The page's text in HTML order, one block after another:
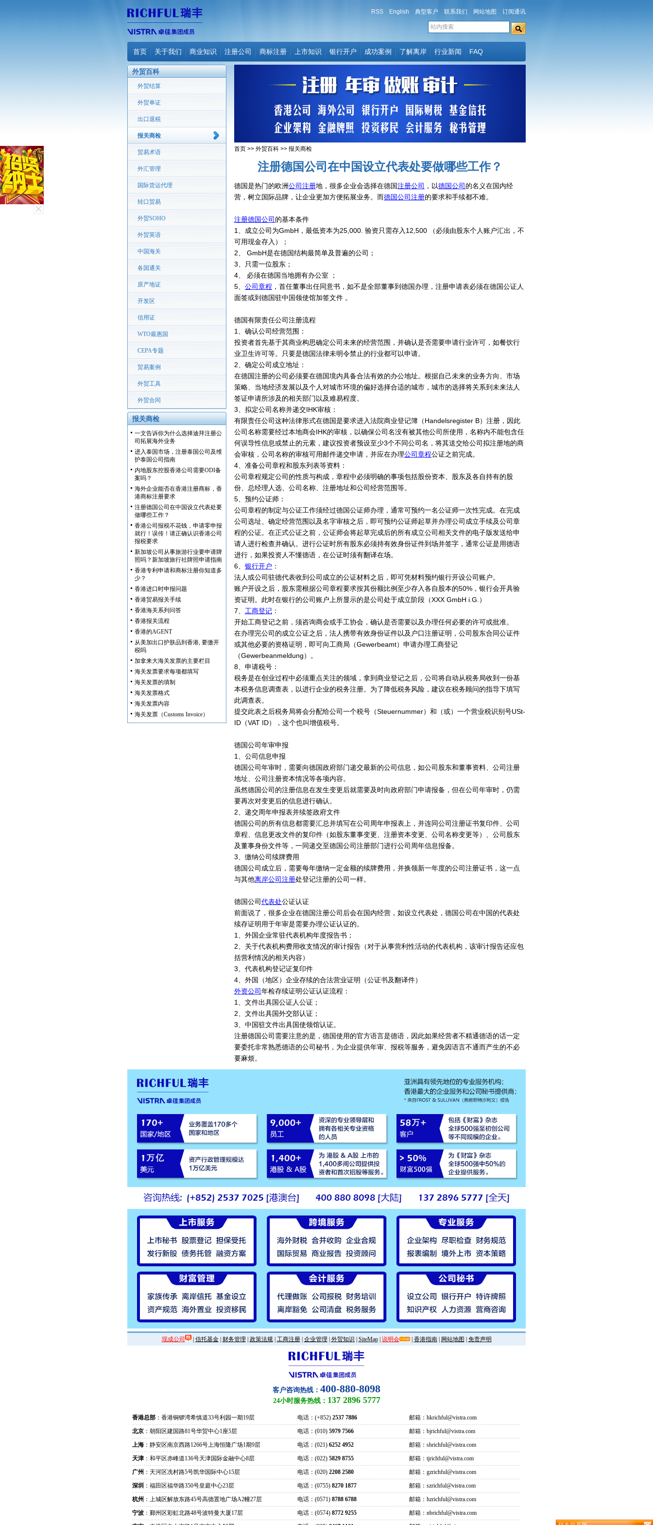
RSS English 典型客户 联系我们 网站地图 订阅通讯
首页 关于我们 商业知识 注册公司 商标注册 上市知识 银行开户 成功案例 了解离岸 行业新闻 FAQ
外贸百科
外贸结算
外贸单证
出口退税
报关商检
贸易术语
外汇管理
国际货运代理
转口贸易
外贸SOHO
外贸英语
中国海关
各国通关
原产地证
开发区
信用证
WTO最惠国
CEPA专题
贸易案例
外贸工具
外贸合同
报关商检
一文告诉你为什么选择迪拜注册公
司拓展海外业务
进入泰国市场，注册泰国公司及维
护泰国公司指南
内地股东控股香港公司需要ODI备
案吗？
海外企业能否在香港注册商标，香
港商标注册要求
注册德国公司在中国设立代表处要
做哪些工作？
香港公司报税不花钱，申请零申报
就行！误传！请正确认识香港公司
报税要求
新加坡公司从事旅游行业要申请牌
照吗？新加坡旅行社牌照申请指南
香港专利申请和商标注册你知道多
少？
香港进口时申报问题
香港贸易报关手续
香港海关系列问答
香港报关流程
香港的AGENT
从美加出口护肤品到香港, 要缴开
税吗
加拿来大海关发票的主要栏目
海关发票要求每项都填写
海关发票的填制
海关发票格式
海关发票内容
海关发票（Customs Invoice）
首页 >> 外贸百科 >> 报关商检
注册德国公司在中国设立代表处要做哪些工作？
德国是热门的欧洲公司注册地，很多企业会选择在德国注册公司 ，以德国公司 的名义在国内经
营，树立国际品牌，让企业更加方便拓展业务。而德国公司注册的要求和手续都不难。
注册德国公司 的基本条件
1、成立公司为GmbH，最低资本为25,000. 验资只需存入12,500 （必须由股东个人账户汇出，不
可用现金存入）；
2、 GmbH是在德国结构最简单及普遍的公司；
3、只需一位股东；
4、 必须在德国当地拥有办公室 ；
5、 公司章程 ，首任董事出任同意书，如不是全部董事到德国办理，注册申请表必须在德国公证人
面签或到德国驻中国领使馆加签文件 。
德国有限责任公司注册流程
1、确认公司经营范围：
投资者首先基于其商业构思确定公司未来的经营范围，并确认是否需要申请行业许可，如餐饮行
业卫生许可等。只要是德国法律未明令禁止的行业都可以申请。
2、确定公司成立地址：
在德国注册的公司必须要在德国境内具备合法有效的办公地址。根据自己未来的业务方向、市场
策略、当地经济发展以及个人对城市环境的偏好选择合适的城市，城市的选择将关系到未来法人
签证申请所涉及的相关部门以及难易程度。
3、拟定公司名称并递交IHK审核：
有限责任公司这种法律形式在德国是要求进入法院商业登记簿（Handelsregister B）注册，因此
公司名称需要经过本地商会IHK的审核，以确保公司名没有被其他公司所使用，名称内不能包含任
何误导性信息或禁止的元素，建议投资者预设至少3个不同公司名，将其送交给公司拟注册地的商
会审核，公司名称的审核可用邮件递交申请，并应在办理公司章程公证之前完成。
4、准备公司章程和股东列表等资料：
公司章程规定公司的性质与构成，章程中必须明确的事项包括股份资本、股东及各自持有的股
份、总经理人选、公司名称、注册地址和公司经营范围等。
5、预约公证师：
公司章程的制定与公证工作须经过德国公证师办理，通常可预约一名公证师一次性完成。在完成
公司选址、确定经营范围以及名字审核之后，即可预约公证师起草并办理公司成立手续及公司章
程的公证。在正式公证之前，公证师会将起草完成后的所有成立公司相关文件的电子版发送给申
请人进行检查并确认。进行公证时所有股东必须持有效身份证件到场并签字，通常公证是用德语
进行，如果投资人不懂德语，在公证时须有翻译在场。
6、 银行开户 ：
法人或公司驻德代表收到公司成立的公证材料之后，即可凭材料预约银行开设公司账户。
账户开设之后，股东需根据公司章程要求按其份额比例至少存入各自股本的50%，银行会开具验
资证明。此时在银行的公司账户上所显示的是公司处于成立阶段（XXX GmbH i.G.）
7、 工商登记 ：
开始工商登记之前，须咨询商会或手工协会，确认是否需要以及办理任何必要的许可或批准。
在办理完公司的成立公证之后，法人携带有效身份证件以及户口注册证明，公司股东合同公证件
或其他必要的资格证明，即可向工商局（Gewerbeamt）申请办理工商登记
（Gewerbeanmeldung）。
8、申请税号：
税务是在创业过程中必须重点关注的领域，拿到商业登记之后，公司将自动从税务局收到一份基
本税务信息调查表，以进行企业的税务注册。为了降低税务风险，建议在税务顾问的指导下填写
此调查表。
提交此表之后税务局将会分配给公司一个税号（Steuernummer）和（或）一个营业税识别号USt-
ID（VAT ID），这个也叫增值税号。
德国公司年审申报
1、公司信息申报
德国公司年审时，需要向德国政府部门递交最新的公司信息，如公司股东和董事资料、公司注册
地址、公司注册资本情况等各项内容。
虽然德国公司的注册信息在发生变更后就需要及时向政府部门申请报备，但在公司年审时，仍需
要再次对变更后的信息进行确认。
2、递交周年申报表并续签政府文件
德国公司的所有信息都需要汇总并填写在公司周年申报表上，并连同公司注册证书复印件、公司
章程、信息更改文件的复印件（如股东董事变更、注册资本变更、公司名称变更等）、公司股东
及董事身份文件等，一同递交至德国公司注册部门进行公司周年信息报备。
3、缴纳公司续牌费用
德国公司成立后，需要每年缴纳一定金额的续牌费用，并换领新一年度的公司注册证书，这一点
与其他离岸公司注册处登记注册的公司一样。
德国公司代表处公证认证
前面说了，很多企业在德国注册公司后会在国内经营，如设立代表处，德国公司在中国的代表处
续存证明用于年审是需要办理公证认证的。
1、外国企业常驻代表机构年度报告书；
2、关于代表机构费用收支情况的审计报告（对于从事营利性活动的代表机构，该审计报告还应包
括营利情况的相关内容）
3、代表机构登记证复印件
4、外国（地区）企业存续的合法营业证明（公证书及翻译件）
外资公司年检存续证明公证认证流程：
1、文件出具国公证人公证；
2、文件出具国外交部认证；
3、中国驻文件出具国使领馆认证。
注册德国公司需要注意的是，德国使用的官方语言是德语，因此如果经营者不精通德语的话一定
要委托非常熟悉德语的公司秘书，为企业提供年审、报税等服务，避免因语言不通而产生的不必
要麻烦。
现成公司 | 信托基金| 财务管理 政策法规| 工商注册| 企业管理 外贸知识 SiteMap| 说明会 | 香港指南| 网站地图 免责声明
客户咨询热线： 400-880-8098
24小时服务热线： 137 2896 5777
香港总部 ：香港铜锣湾希慎道33号利园一期19层 电话：(+852) 2537 7886
邮箱：hkrichful@vistra.com
北京 ：朝阳区建国路81号华贸中心1座5层 电话：(010) 5979 7566
邮箱：bjrichful@vistra.com
上海 ：静安区南京西路1266号上海恒隆广场1期9层 电话：(021) 6252 4952
邮箱：shrichful@vistra.com
天津 ：和平区赤峰道136号天津国际金融中心8层 电话：(022) 5829 8755
邮箱：tjrichful@vistra.com
广州 ：天河区冼村路5号凯华国际中心15层 电话：(020) 2208 2580
邮箱：gzrichful@vistra.com
深圳 ：福田区福华路350号皇庭中心23层 电话：(0755) 8270 1877
邮箱：szrichful@vistra.com
杭州 ：上城区解放东路45号高德置地广场A2幢27层 电话：(0571) 8788 6788
邮箱：hzrichful@vistra.com
宁波 ：鄞州区彩虹北路48号波特曼大厦17层 电话：(0574) 8772 9255
邮箱：nbrichful@vistra.com